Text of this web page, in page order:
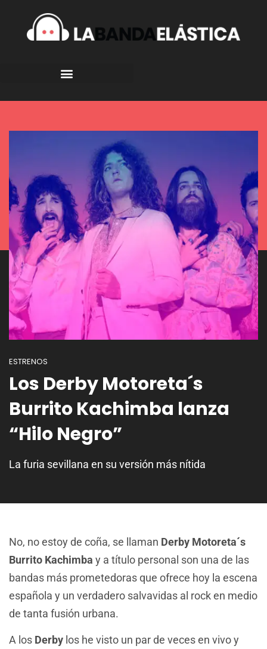
ESTRENOS
Los Derby Motoreta´s
Burrito Kachimba lanza
“Hilo Negro”
La furia sevillana en su versión más nítida
No, no estoy de coña, se llaman Derby Motoreta´s
Burrito Kachimba y a título personal son una de las
bandas más prometedoras que ofrece hoy la escena
española y un verdadero salvavidas al rock en medio
de tanta fusión urbana.
A los Derby los he visto un par de veces en vivo y